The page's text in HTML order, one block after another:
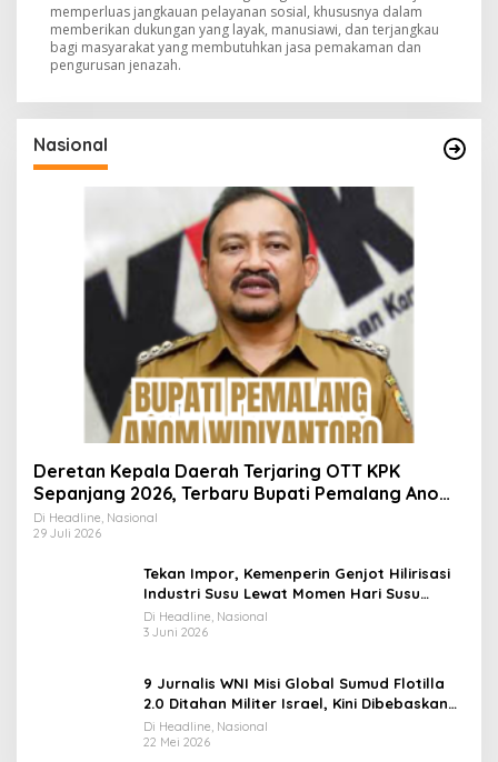
memperluas jangkauan pelayanan sosial, khususnya dalam
memberikan dukungan yang layak, manusiawi, dan terjangkau
bagi masyarakat yang membutuhkan jasa pemakaman dan
pengurusan jenazah.
Nasional
Deretan Kepala Daerah Terjaring OTT KPK
Sepanjang 2026, Terbaru Bupati Pemalang Anom
Widiyantoro
Di Headline, Nasional
29 Juli 2026
Tekan Impor, Kemenperin Genjot Hilirisasi
Industri Susu Lewat Momen Hari Susu
Nusantara 2026
Di Headline, Nasional
3 Juni 2026
9 Jurnalis WNI Misi Global Sumud Flotilla
2.0 Ditahan Militer Israel, Kini Dibebaskan
dan Dievakuasi ke Istanbul
Di Headline, Nasional
22 Mei 2026